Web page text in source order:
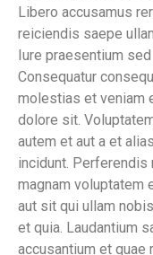
Libero accusamus
reiciendis saepe
Iure praesentium
Consequatur
molestias et veniam
dolore sit.
autem et aut a et
incidunt. Perferendis
magnam voluptatem
aut sit qui ullam
et quia. Laudantium
accusantium et quae